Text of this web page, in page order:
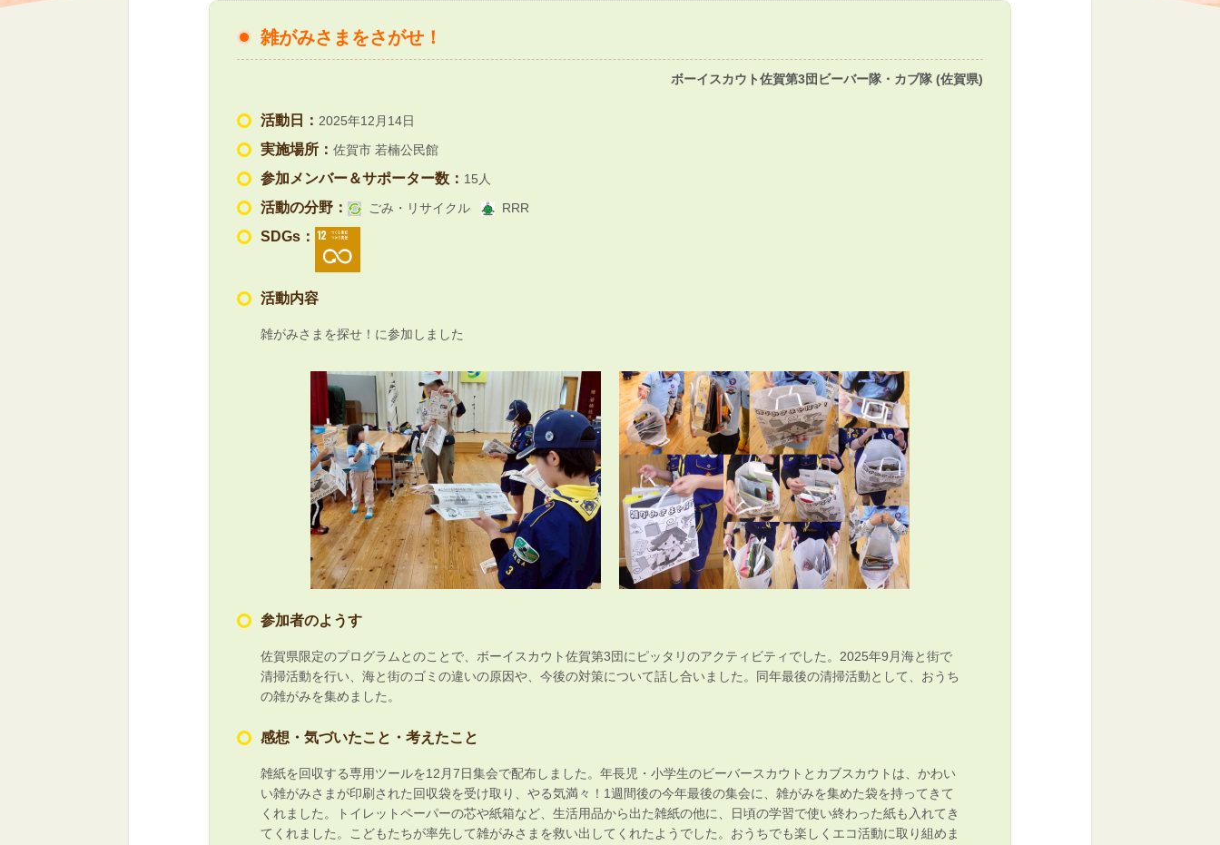
雑がみさまをさがせ！
ボーイスカウト佐賀第3団ビーバー隊・カブ隊 (佐賀県)
活動日： 2025年12月14日
実施場所： 佐賀市 若楠公民館
参加メンバー＆サポーター数： 15人
活動の分野： ごみ・リサイクル RRR
SDGs：
活動内容
雑がみさまを探せ！に参加しました
参加者のようす
佐賀県限定のプログラムとのことで、ボーイスカウト佐賀第3団にピッタリのアクティビティでした。2025年9月海と街で
清掃活動を行い、海と街のゴミの違いの原因や、今後の対策について話し合いました。同年最後の清掃活動として、おうち
の雑がみを集めました。
感想・気づいたこと・考えたこと
雑紙を回収する専用ツールを12月7日集会で配布しました。年長児・小学生のビーバースカウトとカブスカウトは、かわい
い雑がみさまが印刷された回収袋を受け取り、やる気満々！1週間後の今年最後の集会に、雑がみを集めた袋を持ってきて
くれました。トイレットペーパーの芯や紙箱など、生活用品から出た雑紙の他に、日頃の学習で使い終わった紙も入れてき
てくれました。こどもたちが率先して雑がみさまを救い出してくれたようでした。おうちでも楽しくエコ活動に取り組めま